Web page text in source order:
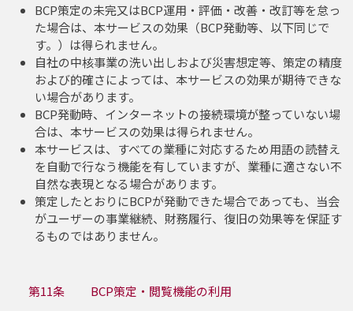
BCP策定の未完又はBCP運用・評価・改善・改訂等を怠っ
た場合は、本サービスの効果（BCP発動等、以下同じで
す。）は得られません。
自社の中核事業の洗い出しおよび災害想定等、策定の精度
および的確さによっては、本サービスの効果が期待できな
い場合があります。
BCP発動時、インターネットの接続環境が整っていない場
合は、本サービスの効果は得られません。
本サービスは、すべての業種に対応するため用語の読替え
を自動で行なう機能を有していますが、業種に適さない不
自然な表現となる場合があります。
策定したとおりにBCPが発動できた場合であっても、当会
がユーザーの事業継続、財務履行、復旧の効果等を保証す
るものではありません。
第11条 BCP策定・閲覧機能の利用